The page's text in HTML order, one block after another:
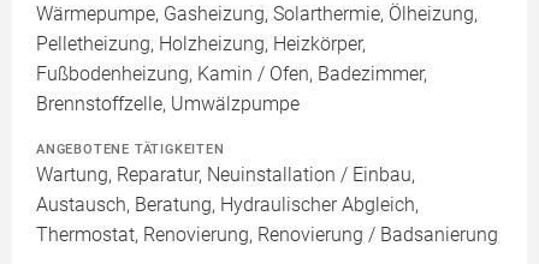
Wärmepumpe, Gasheizung, Solarthermie, Ölheizung,
Pelletheizung, Holzheizung, Heizkörper,
Fußbodenheizung, Kamin / Ofen, Badezimmer,
Brennstoffzelle, Umwälzpumpe
ANGEBOTENE TÄTIGKEITEN
Wartung, Reparatur, Neuinstallation / Einbau,
Austausch, Beratung, Hydraulischer Abgleich,
Thermostat, Renovierung, Renovierung / Badsanierung